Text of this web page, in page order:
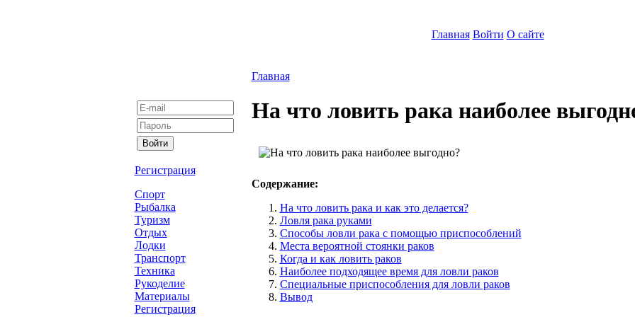
Главная Войти О сайте
Регистрация
Спорт
Рыбалка
Туризм
Отдых
Лодки
Транспорт
Техника
Рукоделие
Материалы
Регистрация
Главная
На что ловить рака наиболее
Содержание:
На что ловить рака и как это делается?
Ловля рака руками
Способы ловли рака с помощью приспособлений
Места вероятной стоянки раков
Когда и как ловить раков
Наиболее подходящее время для ловли раков
Специальные приспособления для ловли раков
Вывод